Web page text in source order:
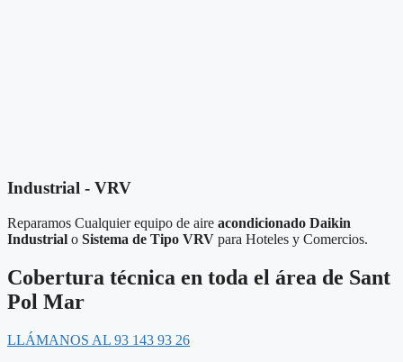
Industrial - VRV
Reparamos Cualquier equipo de aire acondicionado Daikin
Industrial o Sistema de Tipo VRV para Hoteles y Comercios.
Cobertura técnica en toda el área de Sant
Pol Mar
LLÁMANOS AL 93 143 93 26